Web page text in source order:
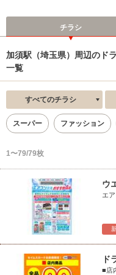
チラシ
加須駅（埼玉県）周辺のド
一覧
すべてのチラシ
スーパー ファッション
1〜79/79枚
ウ
エ
ド
■店